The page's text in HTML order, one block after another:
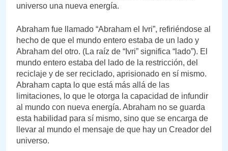
universo una nueva energía.
Abraham fue llamado “Abraham el Ivri”, refiriéndose al
hecho de que el mundo entero estaba de un lado y
Abraham del otro. (La raíz de “Ivri” significa “lado”). El
mundo entero estaba del lado de la restricción, del
reciclaje y de ser reciclado, aprisionado en sí mismo.
Abraham capta lo que está más allá de las
limitaciones, lo que le otorga la capacidad de infundir
al mundo con nueva energía. Abraham no se guarda
esta habilidad para sí mismo, sino que se encarga de
llevar al mundo el mensaje de que hay un Creador del
universo.